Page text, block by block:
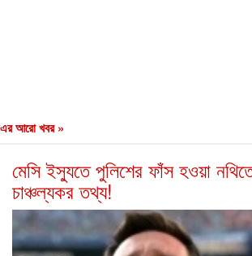
এর আরো খবর »
মেসি ইস্যুতে পুলিশের ফাঁস হওয়া
চাঞ্চল্যকর তথ্য!